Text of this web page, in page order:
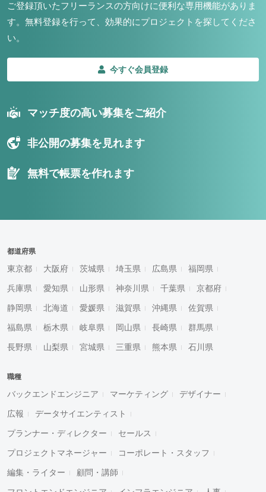
ご登録頂いたフリーランスの方向けに便利な専用機能がありま
す。 無料登録を行って、効果的にプロジェクトを探してくださ
い。
今すぐ会員登録
マッチ度の高い募集をご紹介
非公開の募集を見れます
無料で帳票を作れます
都道府県
東京都 大阪府 茨城県 埼玉県 広島県 福岡県
兵庫県 愛知県 山形県 神奈川県 千葉県 京都府
静岡県 北海道 愛媛県 滋賀県 沖縄県 佐賀県
福島県 栃木県 岐阜県 岡山県 長崎県 群馬県
長野県 山梨県 宮城県 三重県 熊本県 石川県
職種
バックエンドエンジニア マーケティング デザイナー
広報 データサイエンティスト
プランナー・ディレクター セールス
プロジェクトマネージャー コーポレート・スタッフ
編集・ライター 顧問・講師